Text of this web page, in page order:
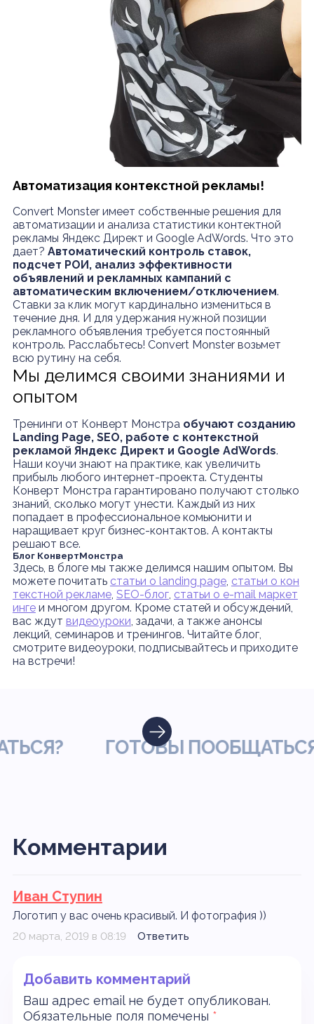
Автоматизация контекстной рекламы!
Convert Monster имеет собственные решения для
автоматизации и анализа статистики контектной
рекламы Яндекс Директ и Google AdWords. Что это
дает? Автоматический контроль ставок,
подсчет РОИ, анализ эффективности
объявлений и рекламных кампаний с
автоматическим включением/отключением.
Ставки за клик могут кардинально измениться в
течение дня. И для удержания нужной позиции
рекламного объявления требуется постоянный
контроль. Расслабьтесь! Convert Monster возьмет
всю рутину на себя.
Мы делимся своими знаниями и
опытом
Тренинги от Конверт Монстра обучают созданию
Landing Page, SEO, работе с контекстной
рекламой Яндекс Директ и Google AdWords.
Наши коучи знают на практике, как увеличить
прибыль любого интернет-проекта. Студенты
Конверт Монстра гарантировано получают столько
знаний, сколько могут унести. Каждый из них
попадает в профессиональное комьюнити и
наращивает круг бизнес-контактов. А контакты
решают все.
Блог КонвертМонстра
Здесь, в блоге мы также делимся нашим опытом. Вы
можете почитать статьи о landing page, статьи о кон
текстной рекламе, SEO-блог, статьи о e-mail маркет
ингеи многом другом. Кроме статей и обсуждений,
вас ждут видеоуроки , задачи, а также анонсы
лекций, семинаров и тренингов. Читайте блог,
смотрите видеоуроки, подписывайтесь и приходите
на встречи!
ГОТОВЫ ПООБЩАТЬСЯ?
Комментарии
Иван Ступин
Логотип у вас очень красивый. И фотография ))
20 марта, 2019 в 08:19 Ответить
Добавить комментарий
Ваш адрес email не будет опубликован.
Обязательные поля помечены *